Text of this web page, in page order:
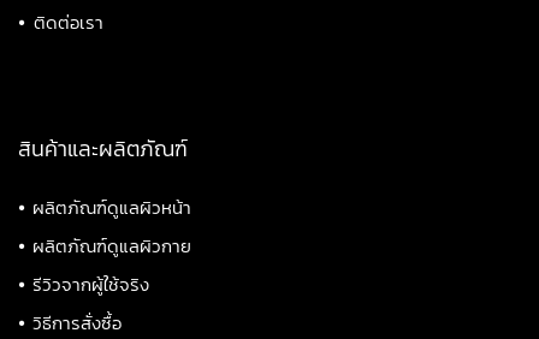
• ติดต่อเรา
สินค้าและผลิตภัณฑ์
• ผลิตภัณฑ์ดูแลผิวหน้า
• ผลิตภัณฑ์ดูแลผิวกาย
• รีวิวจากผู้ใช้จริง
• วิธีการสั่งซื้อ